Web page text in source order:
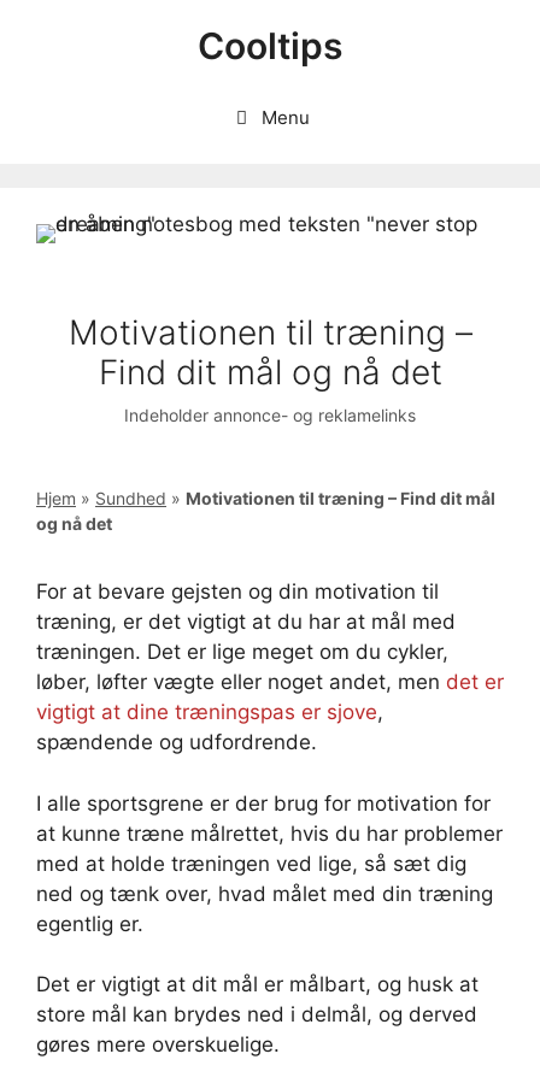
Cooltips
Menu
Motivationen til træning –
Find dit mål og nå det
Indeholder annonce- og reklamelinks
Hjem » Sundhed » Motivationen til træning – Find dit mål
og nå det
For at bevare gejsten og din motivation til
træning, er det vigtigt at du har at mål med
træningen. Det er lige meget om du cykler,
løber, løfter vægte eller noget andet, men det er
vigtigt at dine træningspas er sjove,
spændende og udfordrende.
I alle sportsgrene er der brug for motivation for
at kunne træne målrettet, hvis du har problemer
med at holde træningen ved lige, så sæt dig
ned og tænk over, hvad målet med din træning
egentlig er.
Det er vigtigt at dit mål er målbart, og husk at
store mål kan brydes ned i delmål, og derved
gøres mere overskuelige.